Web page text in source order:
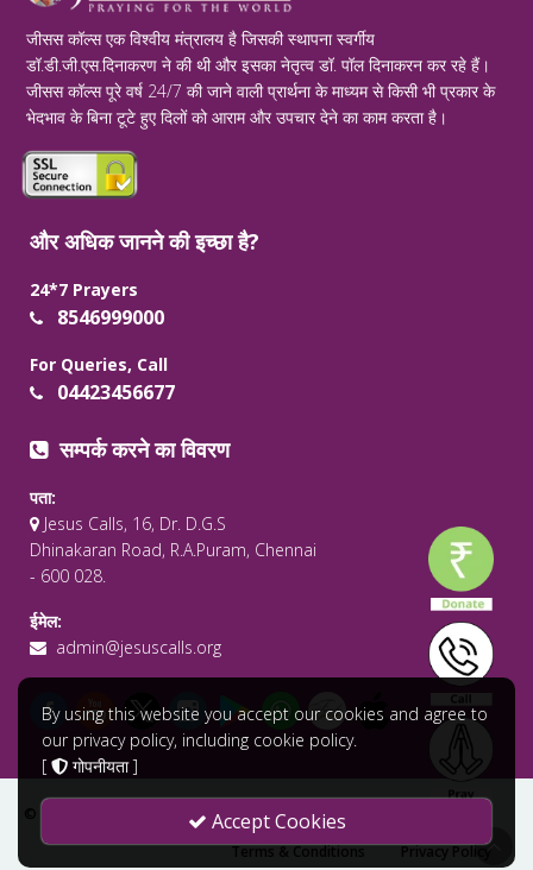
जीसस कॉल्स एक विश्वीय मंत्रालय है जिसकी स्थापना स्वर्गीय
डॉ.डी.जी.एस.दिनाकरण ने की थी और इसका नेतृत्व डॉ. पॉल दिनाकरन कर रहे हैं।
जीसस कॉल्स पूरे वर्ष 24/7 की जाने वाली प्रार्थना के माध्यम से किसी भी प्रकार के
भेदभाव के बिना टूटे हुए दिलों को आराम और उपचार देने का काम करता है।
और अधिक जानने की इच्छा है?
24*7 Prayers
8546999000
For Queries, Call
04423456677
सम्पर्क करने का विवरण
पता:
Jesus Calls, 16, Dr. D.G.S
Dhinakaran Road, R.A.Puram, Chennai
- 600 028.
ईमेल:
admin@jesuscalls.org
Jesus Calls - Praying for the World
Terms & Conditions
Privacy Policy
By using this website you accept our cookies and agree to
our privacy policy, including cookie policy.
[
गोपनीयता]
Accept Cookies